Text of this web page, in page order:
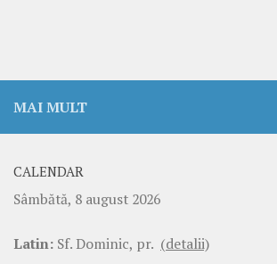
MAI MULT
CALENDAR
Sâmbătă, 8 august 2026
Latin: Sf. Dominic, pr. (detalii)